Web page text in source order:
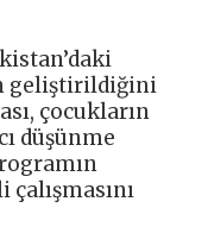
geliştirildiğini
çocukların
düşünme